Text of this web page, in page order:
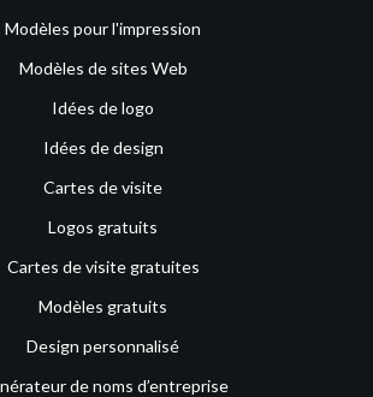
Modèles pour l'impression
Modèles de sites Web
Idées de logo
Idées de design
Cartes de visite
Logos gratuits
Cartes de visite gratuites
Modèles gratuits
Design personnalisé
de noms d’entreprise